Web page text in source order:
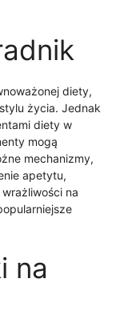
diety,
życia. Jednak
diety w
mogą
mechanizmy,
apetytu,
na
na